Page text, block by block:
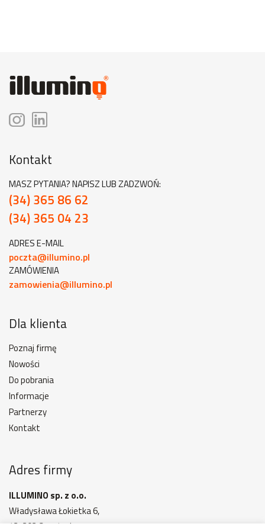
Kontakt
MASZ PYTANIA? NAPISZ LUB ZADZWOŃ:
(34) 365 86 62
(34) 365 04 23
ADRES E-MAIL
poczta@illumino.pl
ZAMÓWIENIA
zamowienia@illumino.pl
Dla klienta
Poznaj firmę
Nowości
Do pobrania
Informacje
Partnerzy
Kontakt
Adres firmy
ILLUMINO sp. z o.o.
Władysława Łokietka 6,
42-202 Częstochowa